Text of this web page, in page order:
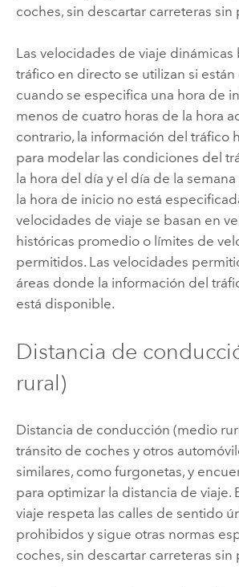
coches, sin descartar carreteras sin
Las velocidades de viaje dinámicas
tráfico en directo se utilizan si
cuando se especifica una hora de
menos de cuatro horas de la hora
contrario, la información del tráfico
para modelar las condiciones del
la hora del día y el día de la
la hora de inicio no está
velocidades de viaje se basan en
históricas promedio o límites de
permitidos. Las velocidades
áreas donde la información del
está disponible.
Distancia de
rural)
Distancia de conducción (medio
tránsito de coches y otros
similares, como furgonetas, y
para optimizar la distancia de viaje.
viaje respeta las calles de sentido
prohibidos y sigue otras normas
coches, sin descartar carreteras sin